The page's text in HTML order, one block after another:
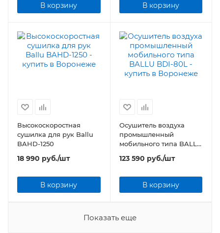
В корзину В корзину
Высокоскоростная
сушилка для рук Ballu
BAHD-1250
18 990 руб./шт
В корзину
Осушитель воздуха
промышленный
мобильного типа BALLU
123 590 руб./шт
В корзину
Показать еще